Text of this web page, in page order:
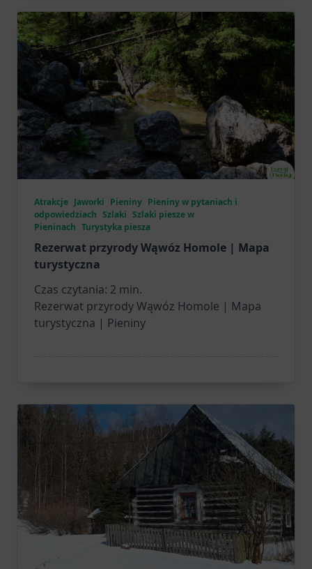
Atrakcje Jaworki Pieniny Pieniny w pytaniach i
odpowiedziach Szlaki Szlaki piesze w
Pieninach Turystyka piesza
Rezerwat przyrody Wąwóz Homole | Mapa
turystyczna
Czas czytania: 2 min.
Rezerwat przyrody Wąwóz Homole | Mapa
turystyczna | Pieniny